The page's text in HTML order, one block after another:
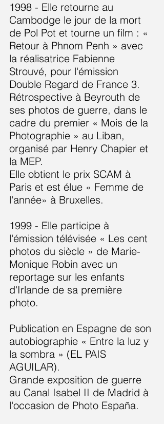
1998 - Elle retourne au
Cambodge le jour de la mort
de Pol Pot et tourne un film : «
Retour à Phnom Penh » avec
la réalisatrice Fabienne
Strouvé, pour l'émission
Double Regard de France 3.
Rétrospective à Beyrouth de
ses photos de guerre, dans le
cadre du premier « Mois de la
Photographie » au Liban,
organisé par Henry Chapier et
la MEP.
Elle obtient le prix SCAM à
Paris et est élue « Femme de
l'année» à Bruxelles.
1999 - Elle participe à
l'émission télévisée « Les cent
photos du siècle » de Marie-
Monique Robin avec un
reportage sur les enfants
d'Irlande de sa première
photo.
Publication en Espagne de son
autobiographie « Entre la luz y
la sombra » (EL PAIS
AGUILAR).
Grande exposition de guerre
au Canal Isabel II de Madrid à
l'occasion de Photo España.